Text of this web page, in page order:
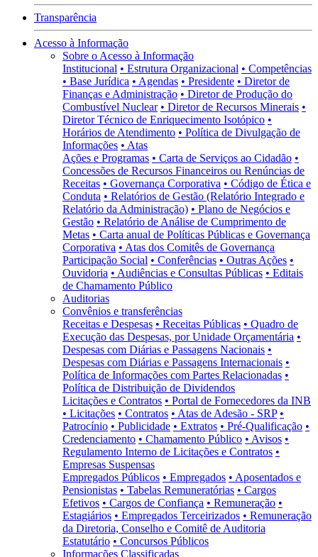
Transparência
Acesso à Informação
Sobre o Acesso à Informação
Institucional • Estrutura Organizacional • Competências
• Base Jurídica • Agendas • Presidente • Diretor de
Finanças e Administração • Diretor de Produção do
Combustível Nuclear • Diretor de Recursos Minerais •
Diretor Técnico de Enriquecimento Isotópico •
Horários de Atendimento • Política de Divulgação de
Informações • Atas
Ações e Programas • Carta de Serviços ao Cidadão •
Concessões de Recursos Financeiros ou Renúncias de
Receitas • Governança Corporativa • Código de Ética e
Conduta • Relatórios de Gestão (Relatório Integrado e
Relatório da Administração) • Plano de Negócios e
Gestão • Relatório de Análise de Cumprimento de
Metas • Carta anual de Políticas Públicas e Governança
Corporativa • Atas dos Comitês de Governança
Participação Social • Conferências • Outras Ações •
Ouvidoria • Audiências e Consultas Públicas • Editais
de Chamamento Público
Auditorias
Convênios e transferências
Receitas e Despesas • Receitas Públicas • Quadro de
Execução das Despesas, por Unidade Orçamentária •
Despesas com Diárias e Passagens Nacionais •
Despesas com Diárias e Passagens Internacionais •
Política de Informações com Partes Relacionadas •
Política de Distribuição de Dividendos
Licitações e Contratos • Portal de Fornecedores da INB
• Licitações • Contratos • Atas de Adesão - SRP •
Patrocínio • Publicidade • Extratos • Pré-Qualificação •
Credenciamento • Chamamento Público • Avisos •
Regulamento Interno de Licitações e Contratos •
Empresas Suspensas
Empregados Públicos • Empregados • Aposentados e
Pensionistas • Tabelas Remuneratórias • Cargos
Efetivos • Cargos de Confiança • Remuneração •
Estagiários • Empregados Terceirizados • Remuneração
da Diretoria, Conselho e Comitê de Auditoria
Estatutário • Concursos Públicos
Informações Classificadas